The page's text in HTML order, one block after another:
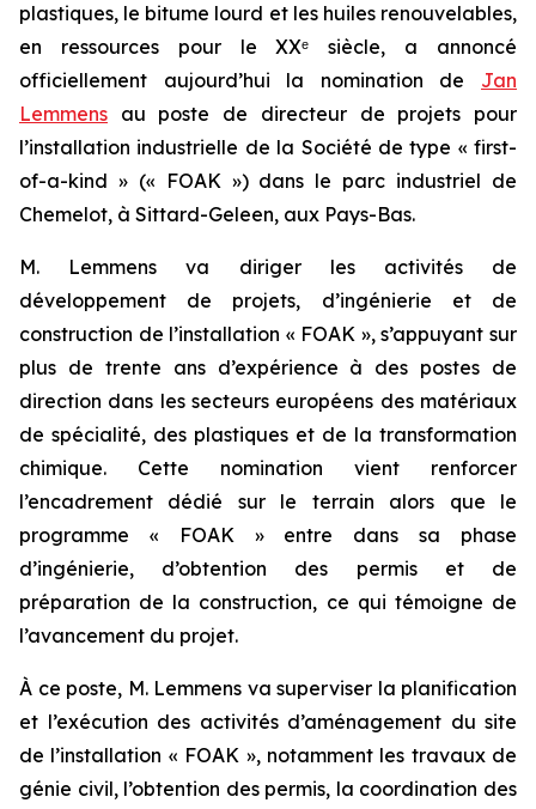
plastiques, le bitume lourd et les huiles renouvelables,
en ressources pour le XXᵉ siècle, a annoncé
officiellement aujourd’hui la nomination de Jan
Lemmens au poste de directeur de projets pour
l’installation industrielle de la Société de type « first-
of-a-kind » (« FOAK ») dans le parc industriel de
Chemelot, à Sittard-Geleen, aux Pays-Bas.
M. Lemmens va diriger les activités de
développement de projets, d’ingénierie et de
construction de l’installation « FOAK », s’appuyant sur
plus de trente ans d’expérience à des postes de
direction dans les secteurs européens des matériaux
de spécialité, des plastiques et de la transformation
chimique. Cette nomination vient renforcer
l’encadrement dédié sur le terrain alors que le
programme « FOAK » entre dans sa phase
d’ingénierie, d’obtention des permis et de
préparation de la construction, ce qui témoigne de
l’avancement du projet.
À ce poste, M. Lemmens va superviser la planification
et l’exécution des activités d’aménagement du site
de l’installation « FOAK », notamment les travaux de
génie civil, l’obtention des permis, la coordination des